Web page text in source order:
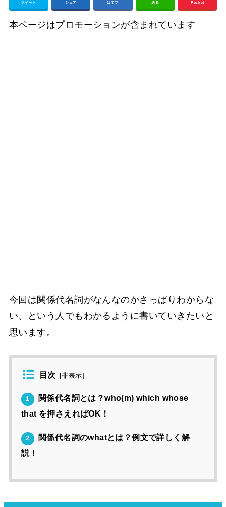
ツイート シェア はてブ 送る Pocket
本ページはプロモーションが含まれています
今回は関係代名詞がなんなのかさっぱりわからな
い、という人でもわかるように書いていきたいと
思います。
目次 [非表示]
1
関係代名詞とは？who(m) which whose
that を押さえればOK！
2
関係代名詞のwhatとは？例文で詳しく解
説！